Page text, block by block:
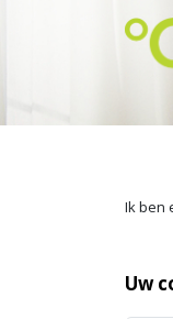
Ik ben
Uw